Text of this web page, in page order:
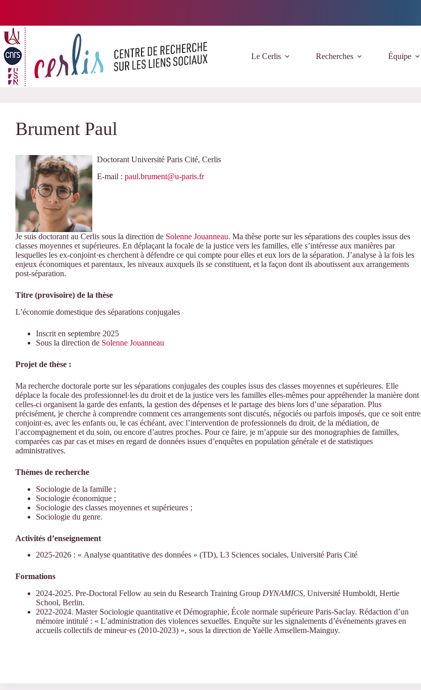
Le Cerlis Recherches Équipe
Brument Paul
Doctorant Université Paris Cité, Cerlis
E-mail : paul.brument@u-paris.fr
Je suis doctorant au Cerlis sous la direction de Solenne Jouanneau. Ma thèse porte sur les séparations des couples issus des
classes moyennes et supérieures. En déplaçant la focale de la justice vers les familles, elle s’intéresse aux manières par
lesquelles les ex-conjoint·es cherchent à défendre ce qui compte pour elles et eux lors de la séparation. J’analyse à la fois les
enjeux économiques et parentaux, les niveaux auxquels ils se constituent, et la façon dont ils aboutissent aux arrangements
post-séparation.
Titre (provisoire) de la thèse
L’économie domestique des séparations conjugales
Inscrit en septembre 2025
Sous la direction de Solenne Jouanneau
Projet de thèse :
Ma recherche doctorale porte sur les séparations conjugales des couples issus des classes moyennes et supérieures. Elle
déplace la focale des professionnel·les du droit et de la justice vers les familles elles-mêmes pour appréhender la manière dont
celles-ci organisent la garde des enfants, la gestion des dépenses et le partage des biens lors d’une séparation. Plus
précisément, je cherche à comprendre comment ces arrangements sont discutés, négociés ou parfois imposés, que ce soit entre
conjoint·es, avec les enfants ou, le cas échéant, avec l’intervention de professionnels du droit, de la médiation, de
l’accompagnement et du soin, ou encore d’autres proches. Pour ce faire, je m’appuie sur des monographies de familles,
comparées cas par cas et mises en regard de données issues d’enquêtes en population générale et de statistiques
administratives.
Thèmes de recherche
Sociologie de la famille ;
Sociologie économique ;
Sociologie des classes moyennes et supérieures ;
Sociologie du genre.
Activités d’enseignement
2025-2026 : « Analyse quantitative des données » (TD), L3 Sciences sociales, Université Paris Cité
Formations
2024-2025. Pre-Doctoral Fellow au sein du Research Training Group DYNAMICS, Université Humboldt, Hertie
School, Berlin.
2022-2024. Master Sociologie quantitative et Démographie, École normale supérieure Paris-Saclay. Rédaction d’un
mémoire intitulé : « L’administration des violences sexuelles. Enquête sur les signalements d’événements graves en
accueils collectifs de mineur·es (2010-2023) », sous la direction de Yaëlle Amsellem-Mainguy.